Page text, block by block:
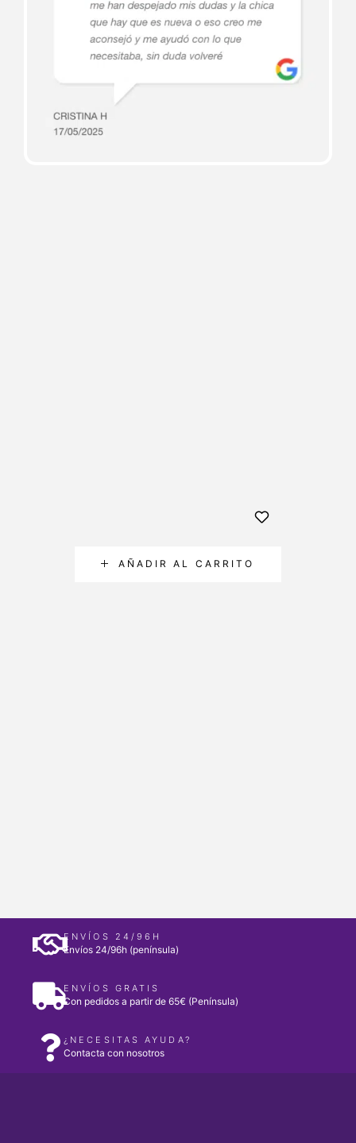
ENVÍOS 24/96H
Envíos 24/96h (península)
ENVÍOS GRATIS
Con pedidos a partir de 65€ (Península)
¿NECESITAS AYUDA?
Contacta con nosotros